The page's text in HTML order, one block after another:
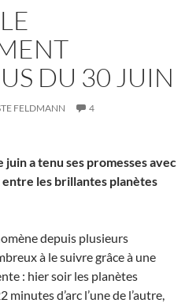
DU 30 JUIN
FELDMANN
4
a tenu ses promesses avec
les brillantes planètes
depuis plusieurs
à le suivre grâce à une
: hier soir les planètes
minutes d’arc l’une de l’autre,